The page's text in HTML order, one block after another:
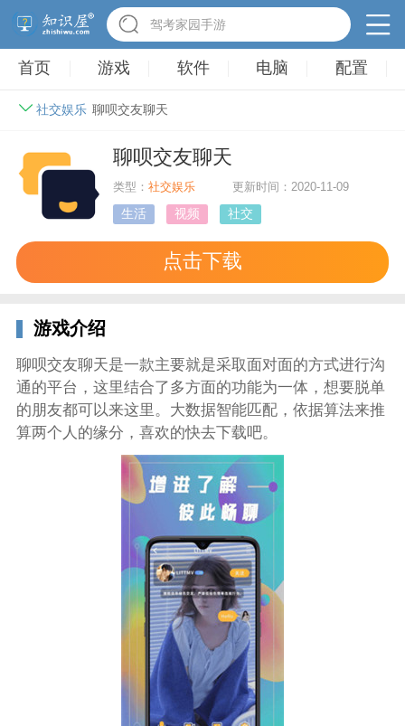
驾考家园手游
首页 游戏 软件 电脑 配置
社交娱乐 聊呗交友聊天
聊呗交友聊天
类型：社交娱乐 更新时间：2020-11-09
生活 视频 社交
点击下载
游戏介绍
聊呗交友聊天是一款主要就是采取面对面的方式进行沟
通的平台，这里结合了多方面的功能为一体，想要脱单
的朋友都可以来这里。大数据智能匹配，依据算法来推
算两个人的缘分，喜欢的快去下载吧。